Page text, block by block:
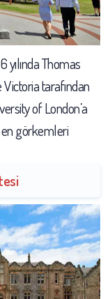
Thomas
tarafından
of London’a
en görkemleri